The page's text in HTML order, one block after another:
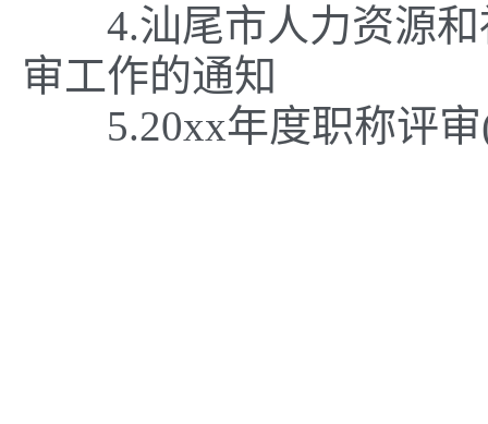
4.汕尾市人力资源和
审工作的通知
5.20xx年度职称评审(